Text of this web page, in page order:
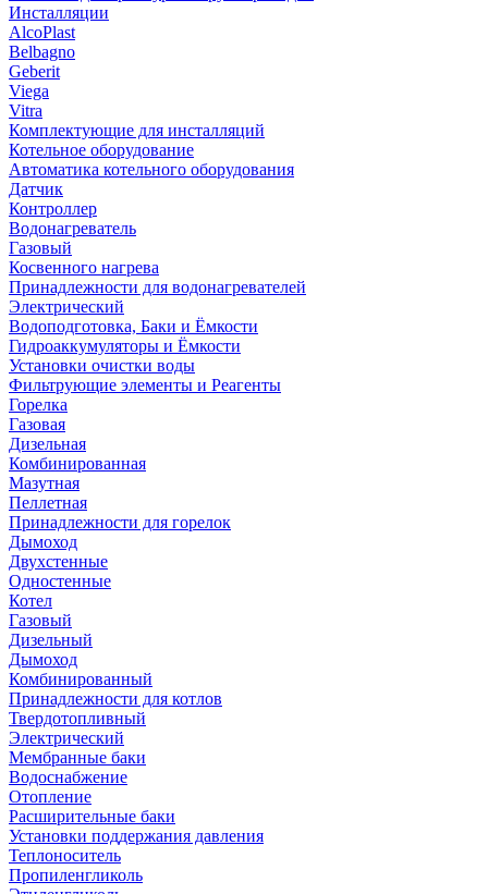
Инсталляции
AlcoPlast
Belbagno
Geberit
Viega
Vitra
Комплектующие для инсталляций
Котельное оборудование
Автоматика котельного оборудования
Датчик
Контроллер
Водонагреватель
Газовый
Косвенного нагрева
Принадлежности для водонагревателей
Электрический
Водоподготовка, Баки и Ёмкости
Гидроаккумуляторы и Ёмкости
Установки очистки воды
Фильтрующие элементы и Реагенты
Горелка
Газовая
Дизельная
Комбинированная
Мазутная
Пеллетная
Принадлежности для горелок
Дымоход
Двухстенные
Одностенные
Котел
Газовый
Дизельный
Дымоход
Комбинированный
Принадлежности для котлов
Твердотопливный
Электрический
Мембранные баки
Водоснабжение
Отопление
Расширительные баки
Установки поддержания давления
Теплоноситель
Пропиленгликоль